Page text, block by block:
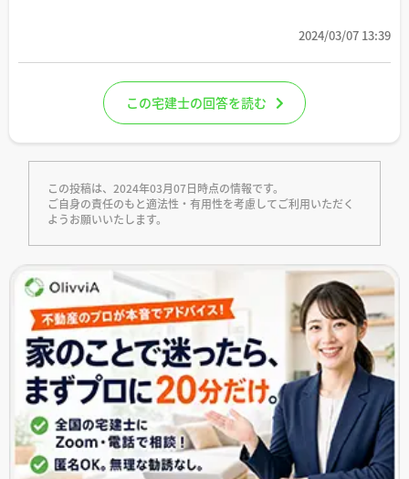
2024/03/07 13:39
この宅建士の回答を読む
この投稿は、2024年03月07日時点の情報です。
ご自身の責任のもと適法性・有用性を考慮してご利用いただく
ようお願いいたします。